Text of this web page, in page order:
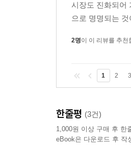
시장도 진화되어
으로 명명되는
2명이 이 리뷰를 추천
1 2 3
한줄평 (3건)
1,000원 이상 구매 후 한
eBook은 다운로드 후 작